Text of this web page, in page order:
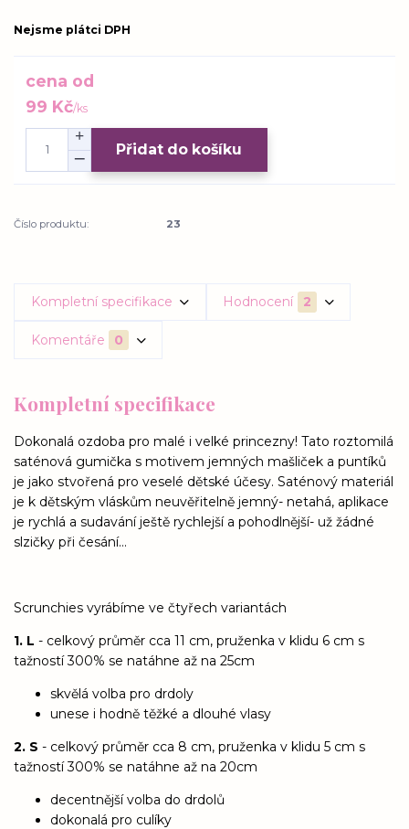
Nejsme plátci DPH
cena od
99 Kč/ks
Přidat do košíku
Číslo produktu: 23
Kompletní specifikace Hodnocení 2
Komentáře 0
Kompletní specifikace
Dokonalá ozdoba pro malé i velké princezny! Tato roztomilá
saténová gumička s motivem jemných mašliček a puntíků
je jako stvořená pro veselé dětské účesy. Saténový materiál
je k dětským vláskům neuvěřitelně jemný- netahá, aplikace
je rychlá a sudavání ještě rychlejší a pohodlnější- už žádné
slzičky při česání...
Scrunchies vyrábíme ve čtyřech variantách
1. L - celkový průměr cca 11 cm, pruženka v klidu 6 cm s
tažností 300% se natáhne až na 25cm
skvělá volba pro drdoly
unese i hodně těžké a dlouhé vlasy
2. S - celkový průměr cca 8 cm, pruženka v klidu 5 cm s
tažností 300% se natáhne až na 20cm
decentnější volba do drdolů
dokonalá pro culíky